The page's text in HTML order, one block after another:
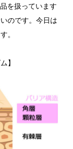
を扱っています
のです。今日は
。
】